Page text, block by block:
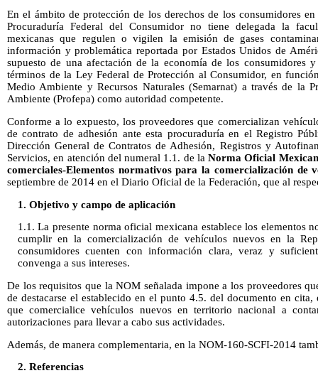
En el ámbito de protección de los derechos de los consumidores
Procuraduría Federal del Consumidor no tiene delegada la
mexicanas que regulen o vigilen la emisión de gases
información y problemática reportada por Estados Unidos de
supuesto de una afectación de la economía de los consumidores
términos de la Ley Federal de Protección al Consumidor, en
Medio Ambiente y Recursos Naturales (Semarnat) a través de la
Ambiente (Profepa) como autoridad competente.
Conforme a lo expuesto, los proveedores que comercializan
de contrato de adhesión ante esta procuraduría en el Registro
Dirección General de Contratos de Adhesión, Registros y
Servicios, en atención del numeral 1.1. de la Norma Oficial
comerciales-Elementos normativos para la comercialización de
septiembre de 2014 en el Diario Oficial de la Federación, que al
1. Objetivo y campo de aplicación
1.1. La presente norma oficial mexicana establece los elementos
cumplir en la comercialización de vehículos nuevos en la
consumidores cuenten con información clara, veraz y
convenga a sus intereses.
De los requisitos que la NOM señalada impone a los proveedores
de destacarse el establecido en el punto 4.5. del documento en
que comercialice vehículos nuevos en territorio nacional a
autorizaciones para llevar a cabo sus actividades.
Además, de manera complementaria, en la NOM-160-SCFI-2014
2. Referencias